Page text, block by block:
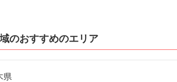
のおすすめのエリア
県